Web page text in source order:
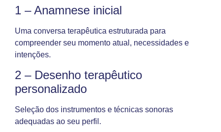
1 – Anamnese inicial
Uma conversa terapêutica estruturada para
compreender seu momento atual, necessidades e
intenções.
2 – Desenho terapêutico
personalizado
Seleção dos instrumentos e técnicas sonoras
adequadas ao seu perfil.